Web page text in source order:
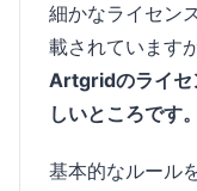
細かなライセン
載されていますが
Artgridのライセ
しいところです。
基本的なルール